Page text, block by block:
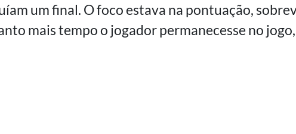
um final. O foco estava na pontuação,
mais tempo o jogador permanecesse no